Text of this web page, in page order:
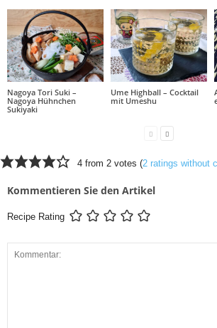
Nagoya Tori Suki –
Nagoya Hühnchen
Sukiyaki
Ume Highball – Cocktail
mit Umeshu
4 from 2 votes (2 ratings without
Kommentieren Sie den Artikel
Recipe Rating